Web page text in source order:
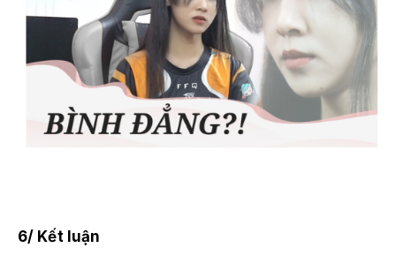
6/ Kết luận